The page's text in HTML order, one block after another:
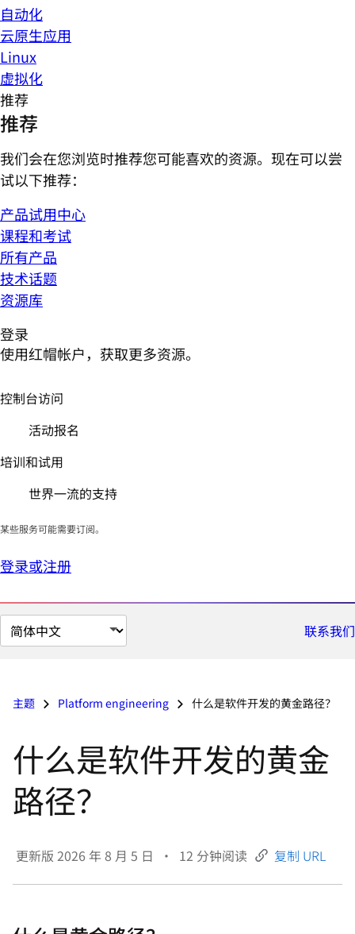
自动化
云原生应用
Linux
虚拟化
推荐
推荐
我们会在您浏览时推荐您可能喜欢的资源。现在可以尝
试以下推荐：
产品试用中心
课程和考试
所有产品
技术话题
资源库
登录
使用红帽帐户，获取更多资源。
控制台访问
活动报名
培训和试用
世界一流的支持
某些服务可能需要订阅。
登录或注册
切
换
语
联系我们
主题 Platform engineering 什么是软件开发的黄金路径？
什么是软件开发的黄金
路径？
更新版 2026 年 8 月 5 日 • 12 分钟阅读 复制 URL